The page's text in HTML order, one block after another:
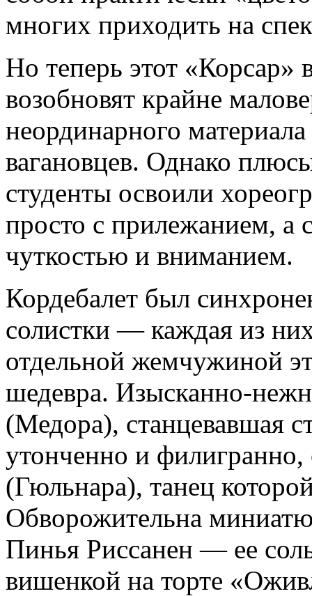
многих приходить на
Но теперь этот
возобновят крайне
неординарного
вагановцев. Однако
студенты освоили
просто с прилежанием, а
чуткостью и вниманием.
Кордебалет был
солистки — каждая из
отдельной жемчужиной
шедевра. Изысканно-
(Медора), станцевавшая
утонченно и филигранно,
(Гюльнара), танец
Обворожительна
Пинья Риссанен — ее
вишенкой на торте